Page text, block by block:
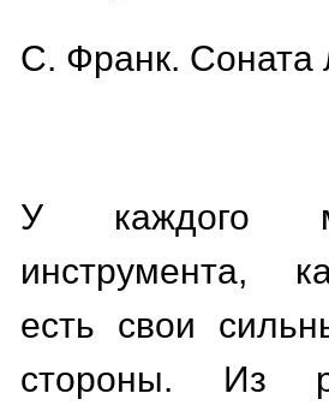
С. Франк. Соната
У каждого
инструмента,
есть свои
стороны. Из